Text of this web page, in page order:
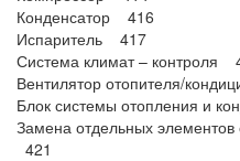
Конденсатор 416
Испаритель 417
Система климат – контроля
Вентилятор отопителя/
Блок системы отопления и
Замена отдельных
421